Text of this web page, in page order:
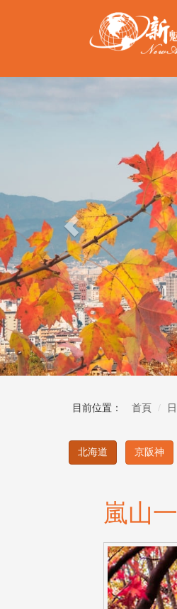
目前位置： 首頁
北海道 京阪神
嵐山